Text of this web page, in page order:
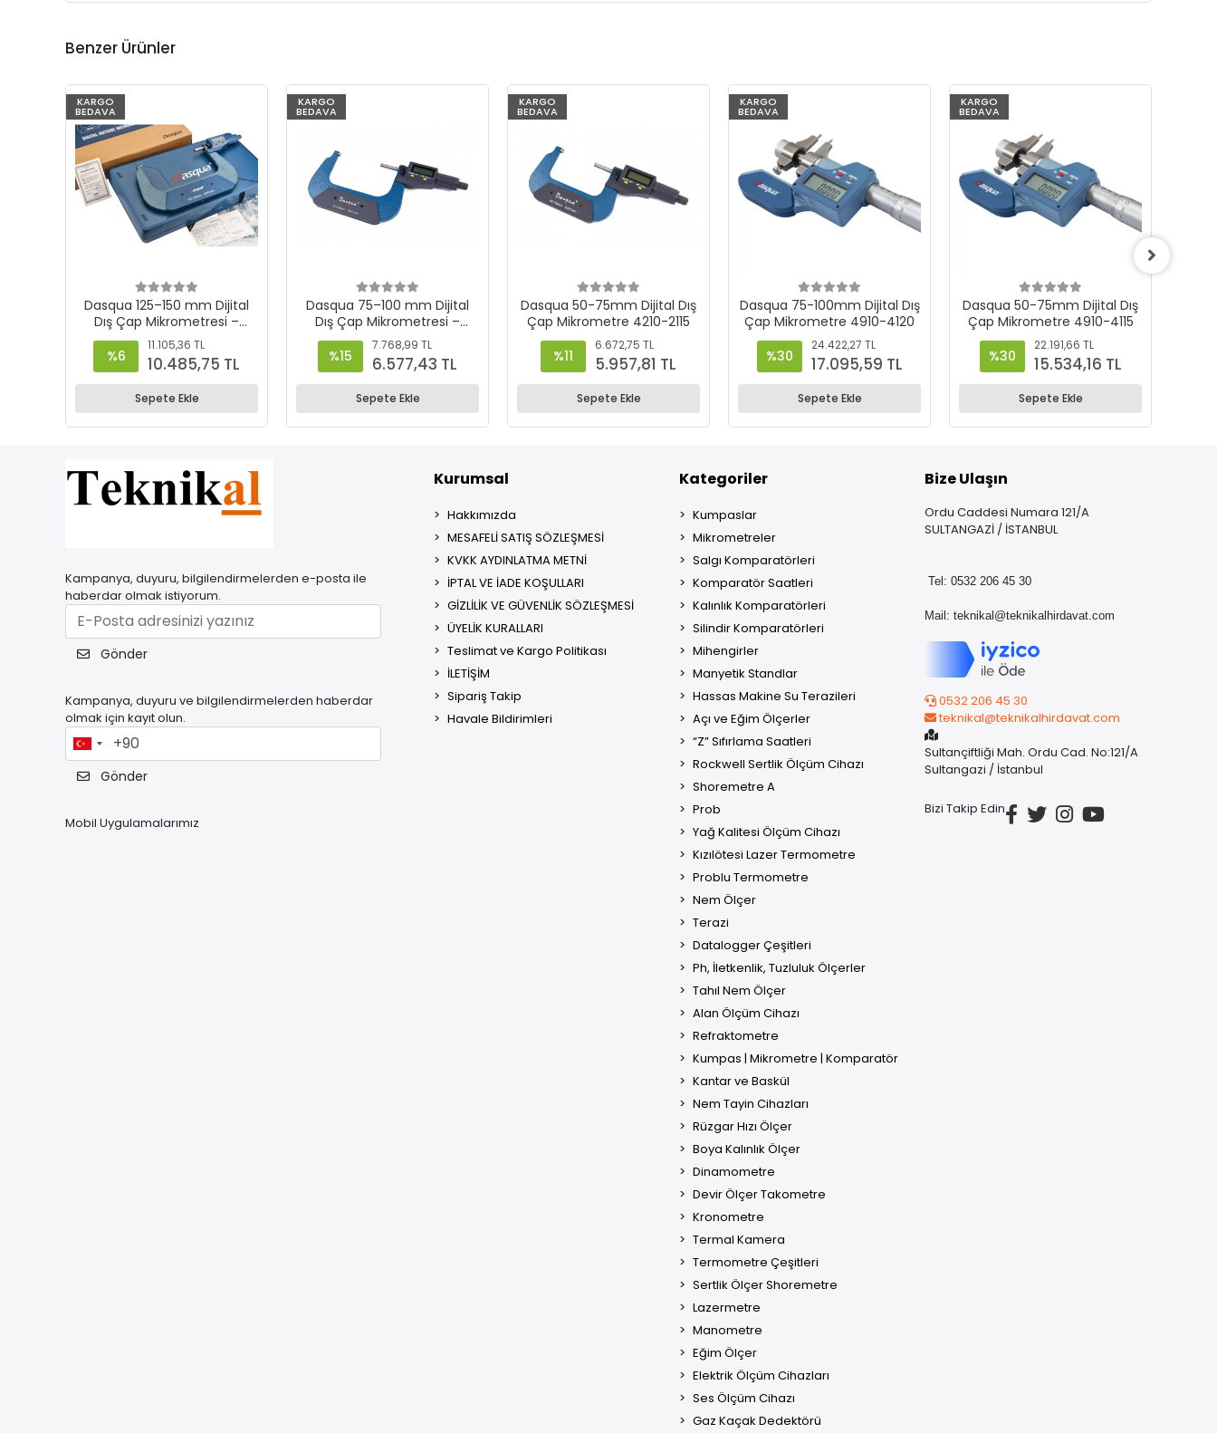
Benzer Ürünler
KARGO
BEDAVA
Dasqua 125–150 mm Dijital
Dış Çap Mikrometresi –
4210-2130
%6
11.105,36 TL
10.485,75 TL
Sepete Ekle
KARGO
BEDAVA
Dasqua 75–100 mm Dijital
Dış Çap Mikrometresi –
4210-2120
%15
7.768,99 TL
6.577,43 TL
Sepete Ekle
KARGO
BEDAVA
Dasqua 50-75mm Dijital Dış
Çap Mikrometre 4210-2115
%11
6.672,75 TL
5.957,81 TL
Sepete Ekle
KARGO
BEDAVA
Dasqua 75-100mm Dijital Dış
Çap Mikrometre 4910-4120
%30
24.422,27 TL
17.095,59 TL
Sepete Ekle
KARGO
BEDAVA
Dasqua 50-75mm Dijital Dış
Çap Mikrometre 4910-4115
%30
22.191,66 TL
15.534,16 TL
Sepete Ekle
Kampanya, duyuru, bilgilendirmelerden e-posta ile
haberdar olmak istiyorum.
Gönder
Kampanya, duyuru ve bilgilendirmelerden haberdar
olmak için kayıt olun.
Gönder
Mobil Uygulamalarımız
Kurumsal
Hakkımızda
MESAFELİ SATIŞ SÖZLEŞMESİ
KVKK AYDINLATMA METNİ
İPTAL VE İADE KOŞULLARI
GİZLİLİK VE GÜVENLİK SÖZLEŞMESİ
ÜYELİK KURALLARI
Teslimat ve Kargo Politikası
İLETİŞİM
Sipariş Takip
Havale Bildirimleri
Kategoriler
Kumpaslar
Mikrometreler
Salgı Komparatörleri
Komparatör Saatleri
Kalınlık Komparatörleri
Silindir Komparatörleri
Mihengirler
Manyetik Standlar
Hassas Makine Su Terazileri
Açı ve Eğim Ölçerler
“Z” Sıfırlama Saatleri
Rockwell Sertlik Ölçüm Cihazı
Shoremetre A
Prob
Yağ Kalitesi Ölçüm Cihazı
Kızılötesi Lazer Termometre
Problu Termometre
Nem Ölçer
Terazi
Datalogger Çeşitleri
Ph, İletkenlik, Tuzluluk Ölçerler
Tahıl Nem Ölçer
Alan Ölçüm Cihazı
Refraktometre
Kumpas | Mikrometre | Komparatör
Kantar ve Baskül
Nem Tayin Cihazları
Rüzgar Hızı Ölçer
Boya Kalınlık Ölçer
Dinamometre
Devir Ölçer Takometre
Kronometre
Termal Kamera
Termometre Çeşitleri
Sertlik Ölçer Shoremetre
Lazermetre
Manometre
Eğim Ölçer
Elektrik Ölçüm Cihazları
Ses Ölçüm Cihazı
Gaz Kaçak Dedektörü
Bize Ulaşın
Ordu Caddesi Numara 121/A
SULTANGAZİ / İSTANBUL
Tel: 0532 206 45 30
Mail: teknikal@teknikalhirdavat.com
0532 206 45 30
teknikal@teknikalhirdavat.com
Sultançiftliği Mah. Ordu Cad. No:121/A
Sultangazi / İstanbul
Bizi Takip Edin